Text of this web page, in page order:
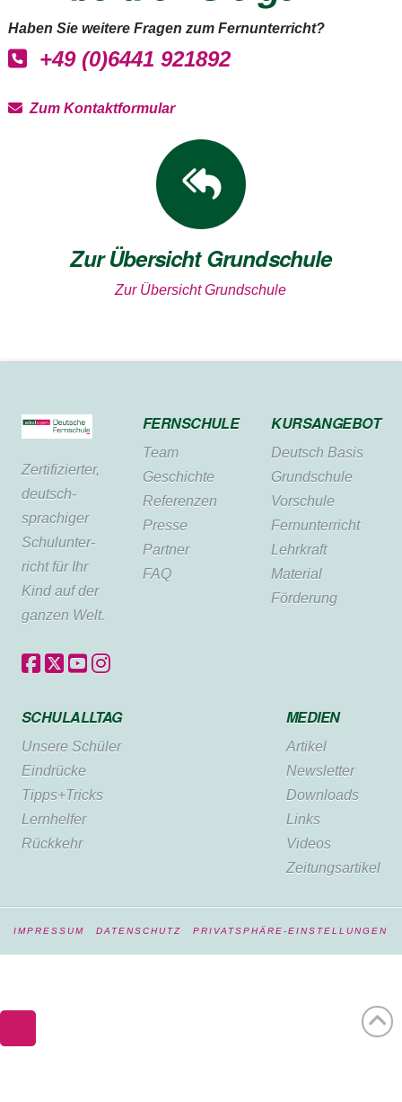
Haben Sie weitere Fragen zum Fernunterricht?
+49 (0)6441 921892
Zum Kontaktformular
Zur Übersicht Grundschule
Zur Übersicht Grundschule
Zertifi­zierter,
deutsch­
sprachiger
Schul­unter­
richt für Ihr
Kind auf der
ganzen Welt.
FERNSCHULE
Team
Geschichte
Referenzen
Presse
Partner
FAQ
KURSANGEBOT
Deutsch Basis
Grundschule
Vorschule
Fernunterricht
Lehrkraft
Material
Förderung
SCHULALLTAG
Unsere Schüler
Eindrücke
Tipps+Tricks
Lernhelfer
Rückkehr
MEDIEN
Artikel
Newsletter
Downloads
Links
Videos
Zeitungsartikel
IMPRESSUM DATENSCHUTZ PRIVATSPHÄRE-EINSTELLUNGEN